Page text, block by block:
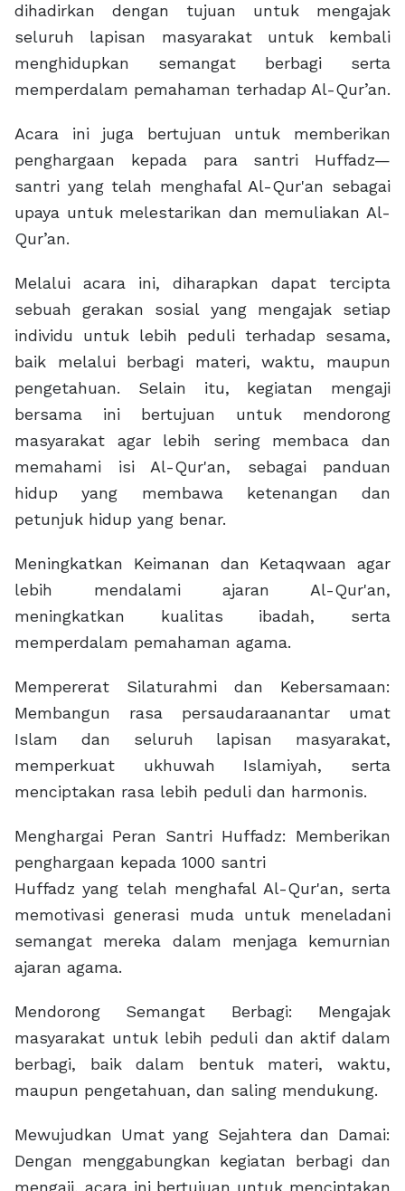
dihadirkan dengan tujuan untuk mengajak
seluruh lapisan masyarakat untuk kembali
menghidupkan semangat berbagi serta
memperdalam pemahaman terhadap Al-Qur’an.
Acara ini juga bertujuan untuk memberikan
penghargaan kepada para santri Huffadz—
santri yang telah menghafal Al-Qur'an sebagai
upaya untuk melestarikan dan memuliakan Al-
Qur’an.
Melalui acara ini, diharapkan dapat tercipta
sebuah gerakan sosial yang mengajak setiap
individu untuk lebih peduli terhadap sesama,
baik melalui berbagi materi, waktu, maupun
pengetahuan. Selain itu, kegiatan mengaji
bersama ini bertujuan untuk mendorong
masyarakat agar lebih sering membaca dan
memahami isi Al-Qur'an, sebagai panduan
hidup yang membawa ketenangan dan
petunjuk hidup yang benar.
Meningkatkan Keimanan dan Ketaqwaan agar
lebih mendalami ajaran Al-Qur'an,
meningkatkan kualitas ibadah, serta
memperdalam pemahaman agama.
Mempererat Silaturahmi dan Kebersamaan:
Membangun rasa persaudaraanantar umat
Islam dan seluruh lapisan masyarakat,
memperkuat ukhuwah Islamiyah, serta
menciptakan rasa lebih peduli dan harmonis.
Menghargai Peran Santri Huffadz: Memberikan
penghargaan kepada 1000 santri
Huffadz yang telah menghafal Al-Qur'an, serta
memotivasi generasi muda untuk meneladani
semangat mereka dalam menjaga kemurnian
ajaran agama.
Mendorong Semangat Berbagi: Mengajak
masyarakat untuk lebih peduli dan aktif dalam
berbagi, baik dalam bentuk materi, waktu,
maupun pengetahuan, dan saling mendukung.
Mewujudkan Umat yang Sejahtera dan Damai:
Dengan menggabungkan kegiatan berbagi dan